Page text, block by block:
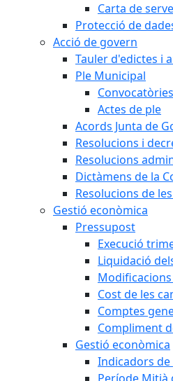
Carta de
Protecció de
Acció de govern
Tauler d'edictes i
Ple Municipal
Actes de ple
Acords Junta de
Resolucions i
Resolucions
Dictàmens de la
Resolucions de
Gestió econòmica
Pressupost
Execució
Liquidació
Cost de les
Comptes
Compliment
Gestió econòmica
Indicadors